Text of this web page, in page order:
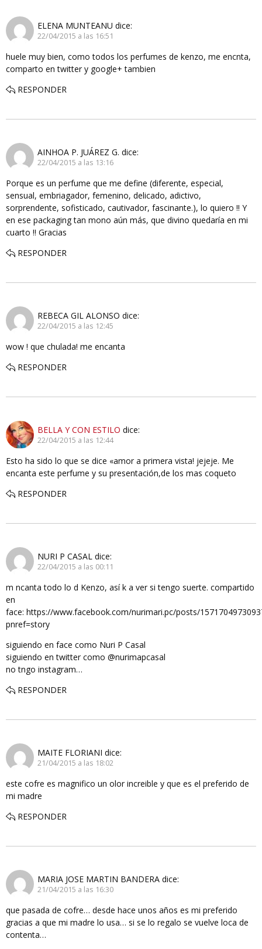
ELENA MUNTEANU dice:
22/04/2015 a las 16:51
huele muy bien, como todos los perfumes de kenzo, me encnta,
comparto en twitter y google+ tambien
RESPONDER
AINHOA P. JUÁREZ G. dice:
22/04/2015 a las 13:16
Porque es un perfume que me define (diferente, especial,
sensual, embriagador, femenino, delicado, adictivo,
sorprendente, sofisticado, cautivador, fascinante.), lo quiero !! Y
en ese packaging tan mono aún más, que divino quedaría en mi
cuarto !! Gracias
RESPONDER
REBECA GIL ALONSO dice:
22/04/2015 a las 12:45
wow ! que chulada! me encanta
RESPONDER
BELLA Y CON ESTILO dice:
22/04/2015 a las 12:44
Esto ha sido lo que se dice «amor a primera vista! jejeje. Me
encanta este perfume y su presentación,de los mas coqueto
RESPONDER
NURI P CASAL dice:
22/04/2015 a las 00:11
m ncanta todo lo d Kenzo, así k a ver si tengo suerte. compartido
en
face: https://www.facebook.com/nurimari.pc/posts/
pnref=story
siguiendo en face como Nuri P Casal
siguiendo en twitter como @nurimapcasal
no tngo instagram…
RESPONDER
MAITE FLORIANI dice:
21/04/2015 a las 18:02
este cofre es magnifico un olor increible y que es el preferido de
mi madre
RESPONDER
MARIA JOSE MARTIN BANDERA dice:
21/04/2015 a las 16:30
que pasada de cofre… desde hace unos años es mi preferido
gracias a que mi madre lo usa… si se lo regalo se vuelve loca de
contenta…